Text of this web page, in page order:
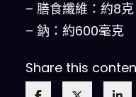
– 膳食纖維：約8克
– 鈉：約600毫克
Share this